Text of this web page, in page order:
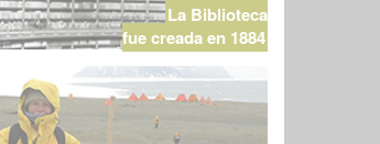
La Biblioteca
fue creada en 1884